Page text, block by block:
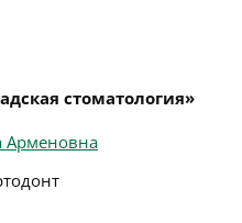
стоматология»
Арменовна